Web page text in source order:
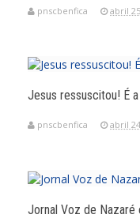
pnscbenfica abril
Jesus ressuscitou! É
pnscbenfica abril
Jornal Voz de